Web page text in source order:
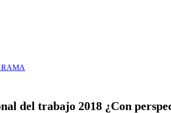
del trabajo 2018 ¿Con